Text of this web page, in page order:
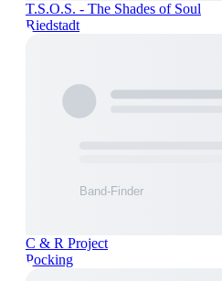
T.S.O.S. - The Shades of Soul
Riedstadt
C & R Project
Pocking